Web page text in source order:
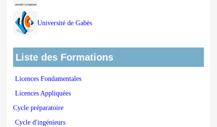
Université de Gabès
Liste des Formations
Licences Fondamentales
Licences Appliquées
Cycle préparatoire
Cycle d'ingénieurs